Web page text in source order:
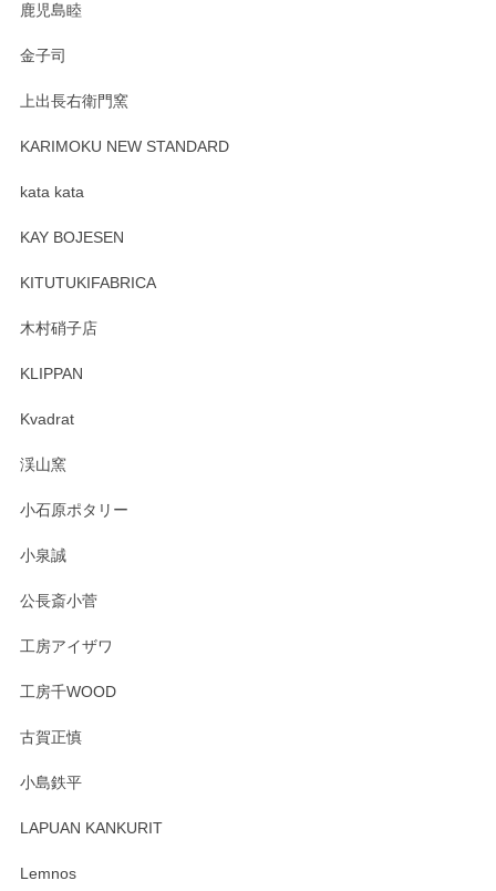
鹿児島睦
金子司
上出長右衛門窯
KARIMOKU NEW STANDARD
kata kata
KAY BOJESEN
KITUTUKIFABRICA
木村硝子店
KLIPPAN
Kvadrat
渓山窯
小石原ポタリー
小泉誠
公長斎小菅
工房アイザワ
工房千WOOD
古賀正慎
小島鉄平
LAPUAN KANKURIT
Lemnos